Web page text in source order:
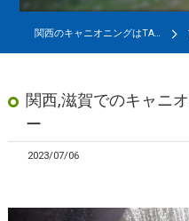
関西のキャニオニングはTAO ADVENTURE
関西,滋賀でのキャニ
ー
2023/07/06